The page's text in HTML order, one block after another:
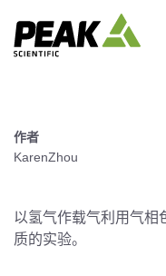
作者
KarenZhou
以氢气作载气利用气相
质的实验。